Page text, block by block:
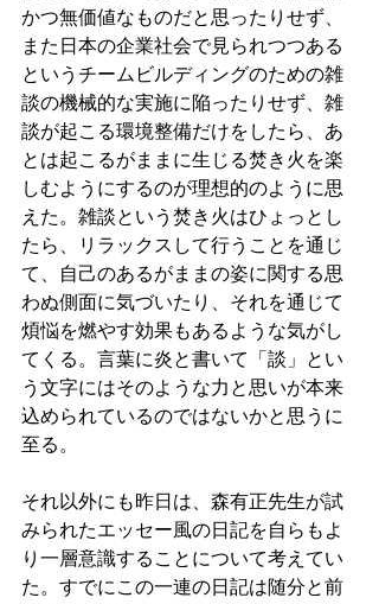
かつ無価値なものだと思ったりせず、
また日本の企業社会で見られつつある
というチームビルディングのための雑
談の機械的な実施に陥ったりせず、雑
談が起こる環境整備だけをしたら、あ
とは起こるがままに生じる焚き火を楽
しむようにするのが理想的のように思
えた。雑談という焚き火はひょっとし
たら、リラックスして行うことを通じ
て、自己のあるがままの姿に関する思
わぬ側面に気づいたり、それを通じて
煩悩を燃やす効果もあるような気がし
てくる。言葉に炎と書いて「談」とい
う文字にはそのような力と思いが本来
込められているのではないかと思うに
至る。
それ以外にも昨日は、森有正先生が試
みられたエッセー風の日記を自らもよ
り一層意識することについて考えてい
た。すでにこの一連の日記は随分と前